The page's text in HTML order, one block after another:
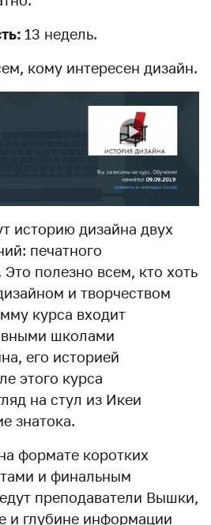
13 недель.
кому интересен дизайн.
историю дизайна двух
печатного
полезно всем, кто хоть
и творчеством
курса входит
школами
его историей
этого курса
на стул из Икеи
знатока.
формате коротких
и финальным
преподаватели Вышки,
и глубине информации